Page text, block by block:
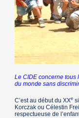
Le CIDE concerne tous
du monde sans
C’est au début du XXe
Korczak ou Célestin
respectueuse de